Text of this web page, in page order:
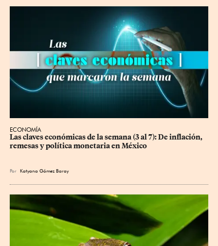
ECONOMÍA
Las claves económicas de la semana (3 al 7): De inflación,
remesas y política monetaria en México
Por Katyana Gómez Baray